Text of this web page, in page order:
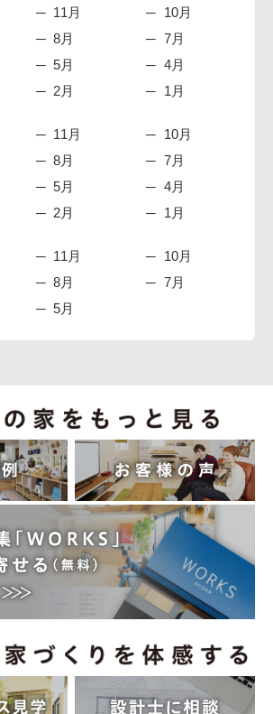
11月
10月
8月
7月
5月
4月
2月
1月
11月
10月
8月
7月
5月
4月
2月
1月
11月
10月
8月
7月
5月